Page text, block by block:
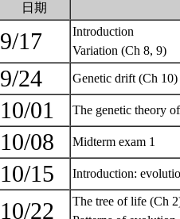
日期
9/17
Introduction
Variation (Ch 8, 9)
9/24 Genetic drift (Ch 10)
10/01 The genetic theory
10/08 Midterm exam 1
10/15 Introduction:
10/22
The tree of life (Ch